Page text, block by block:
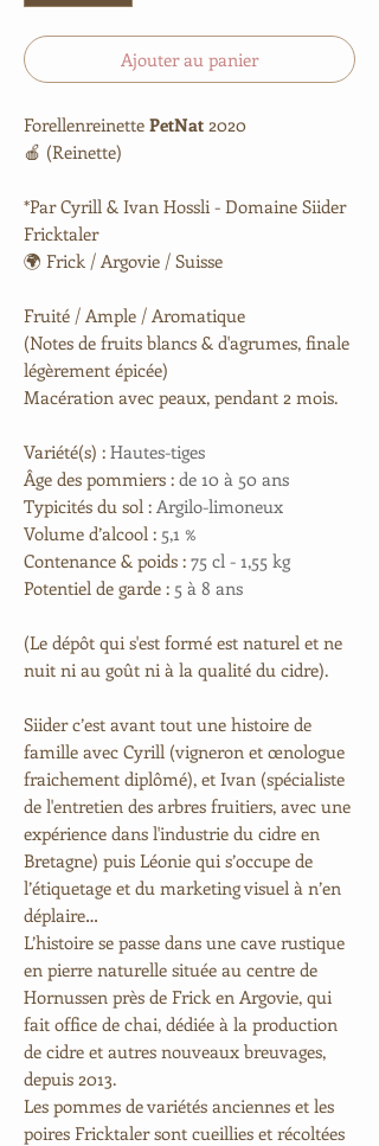
Ajouter au panier
Forellenreinette PetNat 2020
🍎 (Reinette)
*Par Cyrill & Ivan Hossli - Domaine Siider
Fricktaler
🌍 Frick / Argovie / Suisse
Fruité / Ample / Aromatique
(Notes de fruits blancs & d'agrumes, finale
légèrement épicée)
Macération avec peaux, pendant 2 mois.
Variété(s) : Hautes-tiges
Âge des pommiers : de 10 à 50 ans
Typicités du sol : Argilo-limoneux
Volume d’alcool : 5,1 %
Contenance & poids : 75 cl - 1,55 kg
Potentiel de garde : 5 à 8 ans​
(Le dépôt qui s'est formé est naturel et ne
nuit ni au goût ni à la qualité du cidre).
Siider c’est avant tout une histoire de
famille avec Cyrill (vigneron et œnologue
fraichement diplômé), et Ivan (spécialiste
de l'entretien des arbres fruitiers, avec une
expérience dans l'industrie du cidre en
Bretagne) puis Léonie qui s’occupe de
l’étiquetage et du marketing visuel à n’en
déplaire…
L’histoire se passe dans une cave rustique
en pierre naturelle située au centre de
Hornussen près de Frick en Argovie, qui
fait office de chai, dédiée à la production
de cidre et autres nouveaux breuvages,
depuis 2013.
Les pommes de variétés anciennes et les
poires Fricktaler sont cueillies et récoltées